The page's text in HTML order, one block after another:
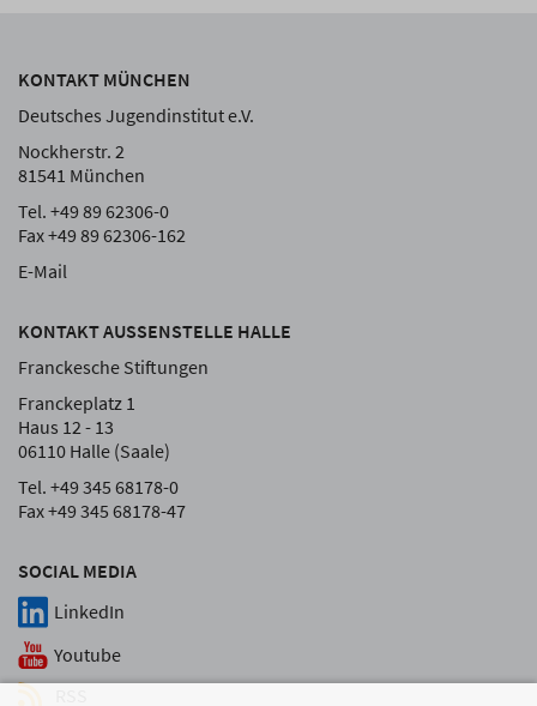
SOCIAL MEDIA
LinkedIn
Youtube
KONTAKT MÜNCHEN
Deutsches Jugendinstitut e.V.
Nockherstr. 2
81541 München
Tel. +49 89 62306-0
Fax +49 89 62306-162
E-Mail
KONTAKT AUSSENSTELLE HALLE
Franckesche Stiftungen
Franckeplatz 1
Haus 12 - 13
06110 Halle (Saale)
Tel. +49 345 68178-0
Fax +49 345 68178-47